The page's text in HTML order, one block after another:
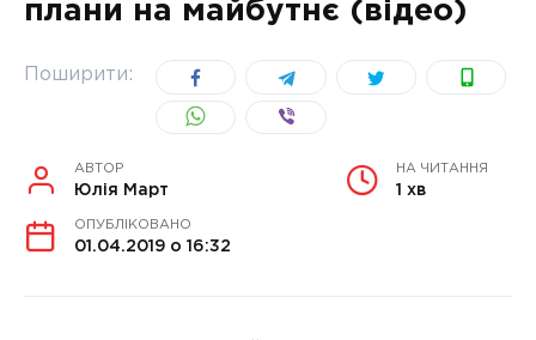
плани на майбутнє (відео)
Поширити:
АВТОР
Юлія Март
НА ЧИТАННЯ
1 хв
ОПУБЛІКОВАНО
01.04.2019 о 16:32